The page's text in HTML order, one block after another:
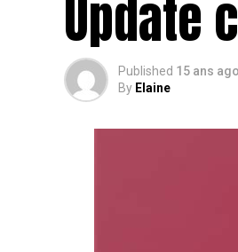
Update
Published 15 ans ago
By Elaine